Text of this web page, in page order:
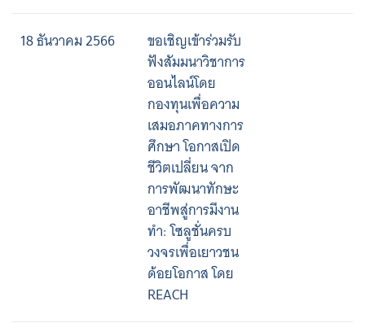
18 ธันวาคม 2566
ขอเชิญเข้าร่วมรับ
ฟังสัมมนาวิชาการ
ออนไลน์โดย
กองทุนเพื่อความ
เสมอภาคทางการ
ศึกษา โอกาสเปิด
ชีวิตเปลี่ยน จาก
การพัฒนาทักษะ
อาชีพสู่การมีงาน
ทำ: โซลูชั่นครบ
วงจรเพื่อเยาวชน
ด้อยโอกาส โดย
REACH